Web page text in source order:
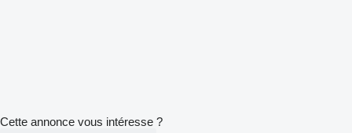
Cette annonce vous intéresse ?